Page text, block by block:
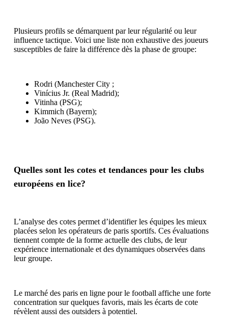
Plusieurs profils se démarquent par leur régularité ou leur
influence tactique. Voici une liste non exhaustive des joueurs
susceptibles de faire la différence dès la phase de groupe:
Rodri (Manchester City ;
Vinícius Jr. (Real Madrid);
Vitinha (PSG);
Kimmich (Bayern);
João Neves (PSG).
Quelles sont les cotes et tendances pour les clubs
européens en lice?
L’analyse des cotes permet d’identifier les équipes les mieux
placées selon les opérateurs de paris sportifs. Ces évaluations
tiennent compte de la forme actuelle des clubs, de leur
expérience internationale et des dynamiques observées dans
leur groupe.
Le marché des paris en ligne pour le football affiche une forte
concentration sur quelques favoris, mais les écarts de cote
révèlent aussi des outsiders à potentiel.